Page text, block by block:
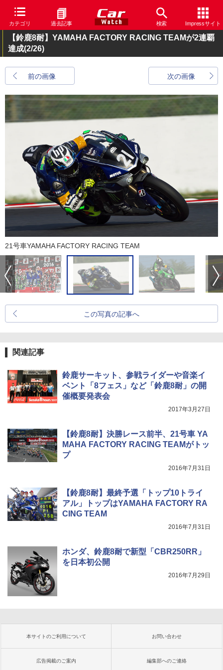
カテゴリ 過去記事 検索 Impressサイト
【鈴鹿8耐】YAMAHA FACTORY RACING TEAMが2連覇
達成(2/26)
前の画像 次の画像
21号車YAMAHA FACTORY RACING TEAM
この写真の記事へ
関連記事
鈴鹿サーキット、参戦ライダーや音楽イ
ベント「8フェス」など「鈴鹿8耐」の開
催概要発表会
2017年3月27日
【鈴鹿8耐】決勝レース前半、21号車 YA
MAHA FACTORY RACING TEAMがトッ
プ
2016年7月31日
【鈴鹿8耐】最終予選「トップ10トライ
アル」トップはYAMAHA FACTORY RA
CING TEAM
2016年7月31日
ホンダ、鈴鹿8耐で新型「CBR250RR」
を日本初公開
2016年7月29日
本サイトのご利用について お問い合わせ
広告掲載のご案内 編集部へのご連絡